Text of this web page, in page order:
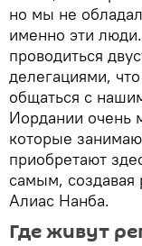
но мы не
именно эти
проводиться
делегациями,
общаться с
Иордании очень
которые
приобретают
самым, создавая
Алиас Нанба.
Где живут